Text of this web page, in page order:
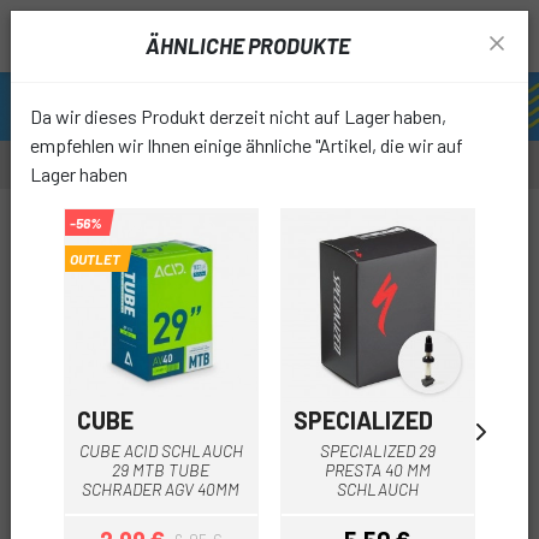
ÄHNLICHE PRODUKTE
Da wir dieses Produkt derzeit nicht auf Lager haben,
empfehlen wir Ihnen einige ähnliche "Artikel, die wir auf
Lager haben
-56%
OUTLET
CUBE
CUBE ACID SCHLAUCH
29 MTB TUBE
SCHRADER AGV 40MM
SPECIALIZED
SPECIALIZED 29
PRESTA 40 MM
SCHLAUCH